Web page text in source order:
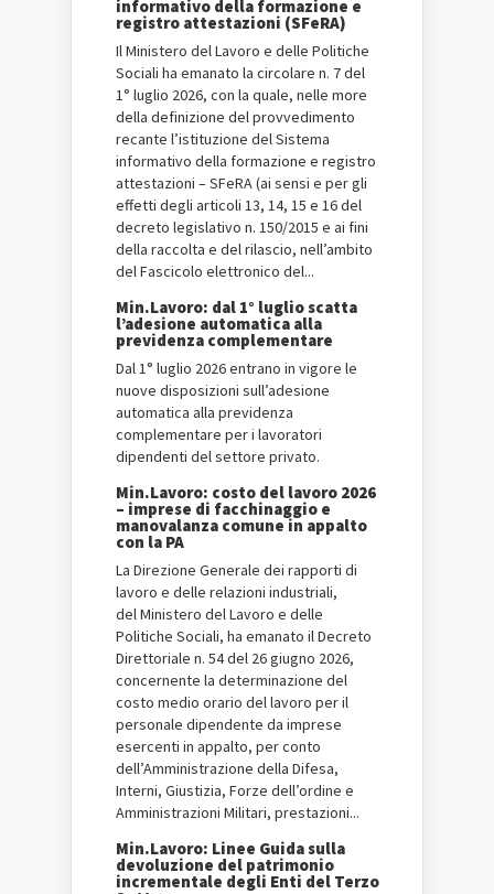
informativo della formazione e
registro attestazioni (SFeRA)
Il Ministero del Lavoro e delle Politiche
Sociali ha emanato la circolare n. 7 del
1° luglio 2026, con la quale, nelle more
della definizione del provvedimento
recante l’istituzione del Sistema
informativo della formazione e registro
attestazioni – SFeRA (ai sensi e per gli
effetti degli articoli 13, 14, 15 e 16 del
decreto legislativo n. 150/2015 e ai fini
della raccolta e del rilascio, nell’ambito
del Fascicolo elettronico del...
Min.Lavoro: dal 1° luglio scatta
l’adesione automatica alla
previdenza complementare
Dal 1° luglio 2026 entrano in vigore le
nuove disposizioni sull’adesione
automatica alla previdenza
complementare per i lavoratori
dipendenti del settore privato.
Min.Lavoro: costo del lavoro 2026
– imprese di facchinaggio e
manovalanza comune in appalto
con la PA
La Direzione Generale dei rapporti di
lavoro e delle relazioni industriali,
del Ministero del Lavoro e delle
Politiche Sociali, ha emanato il Decreto
Direttoriale n. 54 del 26 giugno 2026,
concernente la determinazione del
costo medio orario del lavoro per il
personale dipendente da imprese
esercenti in appalto, per conto
dell’Amministrazione della Difesa,
Interni, Giustizia, Forze dell’ordine e
Amministrazioni Militari, prestazioni...
Min.Lavoro: Linee Guida sulla
devoluzione del patrimonio
incrementale degli Enti del Terzo